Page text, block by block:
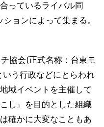
っているライバル同
ョンによって集まる。
協会(正式名称：台東モ
う行政などにとらわれ
域イベントを主催して
し』を目的とした組織
確かに大変なこともあ